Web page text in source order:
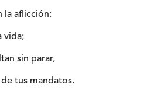
la aflicción:
vida;
sin parar,
tus mandatos.